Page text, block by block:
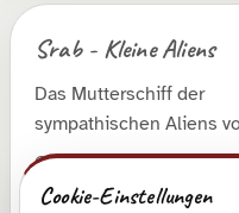
Srab - Kleine Aliens
Das Mutterschiff der
sympathischen Aliens
© 2026 Roman Runge
Cookie-Einstellungen